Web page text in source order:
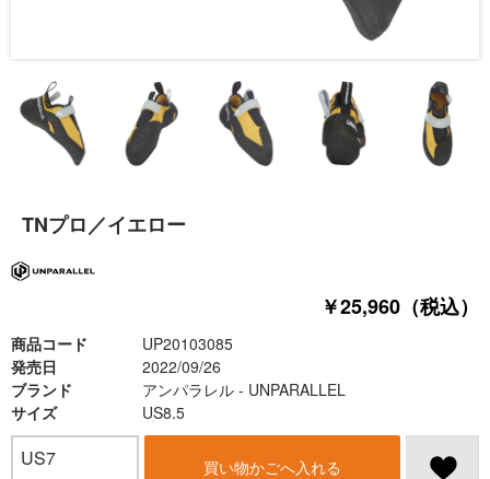
TNプロ／イエロー
￥25,960（税込）
商品コード
UP20103085
発売日
2022/09/26
ブランド
アンパラレル - UNPARALLEL
サイズ
US8.5
US7 買い物かごへ入れる